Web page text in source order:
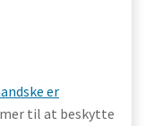
er
til at beskytte